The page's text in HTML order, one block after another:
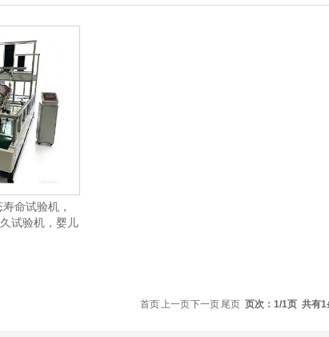
命试验机，
试验机，婴儿
首页上一页下一页 尾页 页次：1/1页 共有1